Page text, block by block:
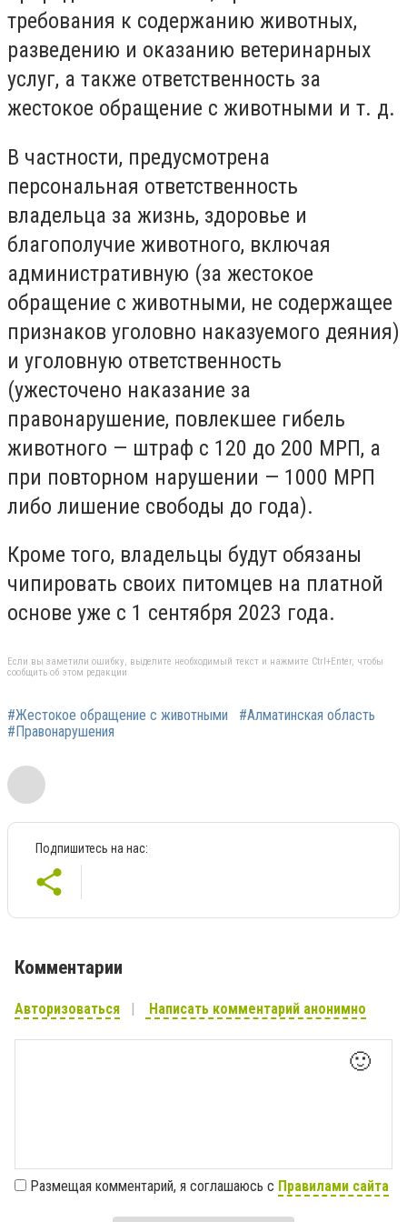
требования к содержанию животных,
разведению и оказанию ветеринарных
услуг, а также ответственность за
жестокое обращение с животными и т. д.
В частности, предусмотрена
персональная ответственность
владельца за жизнь, здоровье и
благополучие животного, включая
административную (за жестокое
обращение с животными, не содержащее
признаков уголовно наказуемого деяния)
и уголовную ответственность
(ужесточено наказание за
правонарушение, повлекшее гибель
животного — штраф с 120 до 200 МРП, а
при повторном нарушении — 1000 МРП
либо лишение свободы до года).
Кроме того, владельцы будут обязаны
чипировать своих питомцев на платной
основе уже с 1 сентября 2023 года.
Если вы заметили ошибку, выделите необходимый текст и нажмите Ctrl+Enter, чтобы
сообщить об этом редакции
#Жестокое обращение с животными
#Алматинская область
#Правонарушения
Подпишитесь на нас:
Комментарии
Авторизоваться Написать комментарий анонимно
🙂
Размещая комментарий, я соглашаюсь с Правилами сайта